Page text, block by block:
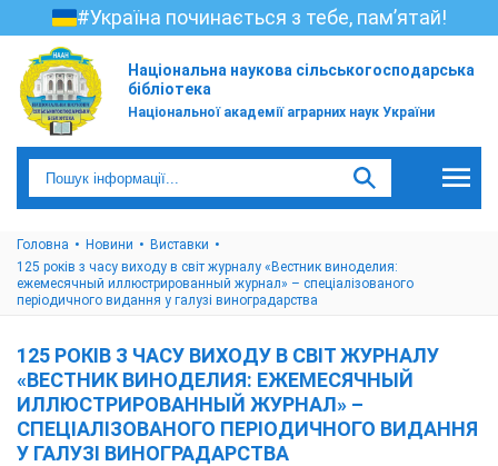
#Україна починається з тебе, пам’ятай!
Національна наукова сільськогосподарська
бібліотека
Національної академії аграрних наук України
Головна Новини
Виставки
125 років з часу виходу в світ журналу «Вестник виноделия:
ежемесячный иллюстрированный журнал» – спеціалізованого
періодичного видання у галузі виноградарства
125 РОКІВ З ЧАСУ ВИХОДУ В СВІТ ЖУРНАЛУ
«ВЕСТНИК ВИНОДЕЛИЯ: ЕЖЕМЕСЯЧНЫЙ
ИЛЛЮСТРИРОВАННЫЙ ЖУРНАЛ» –
СПЕЦІАЛІЗОВАНОГО ПЕРІОДИЧНОГО ВИДАННЯ
У ГАЛУЗІ ВИНОГРАДАРСТВА